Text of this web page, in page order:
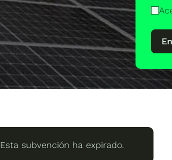
Esta subvención ha expirado.